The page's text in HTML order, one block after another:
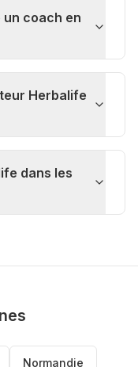
coach en
Herbalife
dans les
Normandie